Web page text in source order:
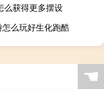
么获得更多摆设
怎么玩好生化跑酷
☚